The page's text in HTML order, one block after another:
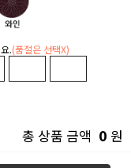
.(품절은 선택X)
총 상품 금액 0 원